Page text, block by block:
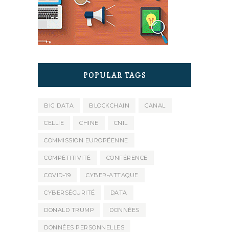
POPULAR TAGS
BIG DATA BLOCKCHAIN CANAL
CELLIE CHINE CNIL
COMMISSION EUROPÉENNE
COMPÉTITIVITÉ CONFÉRENCE
COVID-19 CYBER-ATTAQUE
CYBERSÉCURITÉ DATA
DONALD TRUMP DONNÉES
DONNÉES PERSONNELLES